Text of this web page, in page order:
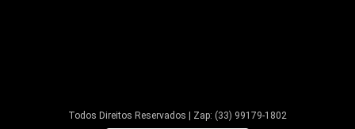
Todos Direitos Reservados | Zap: (33) 99179-1802